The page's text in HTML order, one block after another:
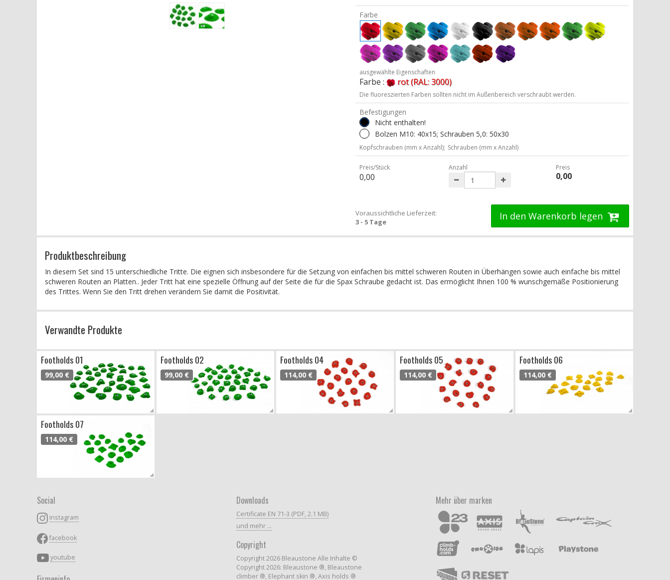
Farbe
ausgewählte Eigenschaften
Farbe : rot (RAL: 3000)
Die fluoreszierten Farben sollten nicht im Außenbereich verschraubt werden.
Befestigungen
Nicht enthalten!
Bolzen M10: 40x15; Schrauben 5,0: 50x30
Kopfschrauben (mm x Anzahl); Schrauben (mm x Anzahl)
Preis/Stück
0,00
Anzahl Preis
0,00
Voraussichtliche Lieferzeit:
3 - 5 Tage
In den Warenkorb legen
Produktbeschreibung
In diesem Set sind 15 unterschiedliche Tritte. Die eignen sich insbesondere für die Setzung von einfachen bis mittel schweren Routen in Überhängen sowie auch einfache bis mittel
schweren Routen an Platten.. Jeder Tritt hat eine spezielle Öffnung auf der Seite die für die Spax Schraube gedacht ist. Das ermöglicht Ihnen 100 % wunschgemäße Positionierung
des Trittes. Wenn Sie den Tritt drehen verändern Sie damit die Positivität.
Verwandte Produkte
Footholds 01
99,00 €
Footholds 02
99,00 €
Footholds 04
114,00 €
Footholds 05
114,00 €
Footholds 06
114,00 €
Footholds 07
114,00 €
Social
instagram
facebook
youtube
Downloads
Certificate EN 71-3 (PDF, 2.1 MB)
und mehr ...
Copyright
Copyright 2026 Bleaustone Alle Inhalte ©
Copyright 2026: Bleaustone ®, Bleaustone
climber ®, Elephant skin ®, Axis holds ®
Mehr über marken